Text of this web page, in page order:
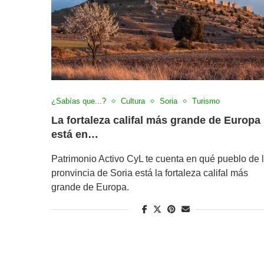
¿Sabías que...? Cultura Soria Turismo
La fortaleza califal más grande de Europa
está en…
Patrimonio Activo CyL te cuenta en qué pueblo de
pronvincia de Soria está la fortaleza califal más
grande de Europa.